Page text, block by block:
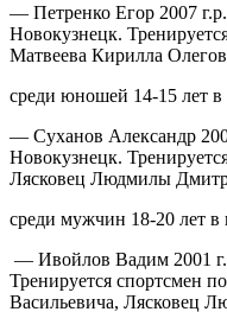
— Петренко Егор 2007
Новокузнецк.
Матвеева Кирилла
среди юношей 14-15 лет в
— Суханов Александр
Новокузнецк.
Лясковец Людмилы
среди мужчин 18-20 лет в
— Ивойлов Вадим 2001
Тренируется спортсмен
Васильевича, Лясковец